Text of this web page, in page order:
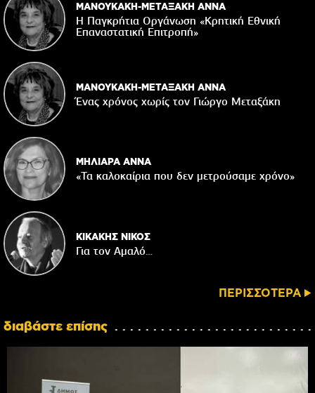
ΜΑΝΟΥΚΑΚΗ-ΜΕΤΑΞΑΚΗ ΑΝΝΑ
Η Παγκρήτια Οργάνωση «Κρητική Εθνική
Επαναστατική Eπιτροπή»
ΜΑΝΟΥΚΑΚΗ-ΜΕΤΑΞΑΚΗ ΑΝΝΑ
Ένας χρόνος χωρίς τον Γιώργο Μεταξάκη
ΜΗΛΙΑΡΑ ΑΝΝΑ
«Τα καλοκαίρια που δεν μετρούσαμε χρόνο»
ΚΙΚΑΚΗΣ ΝΙΚΟΣ
Για τον Αμαλό…
ΠΕΡΙΣΣΟΤΕΡΑ
διαβάστε επίσης